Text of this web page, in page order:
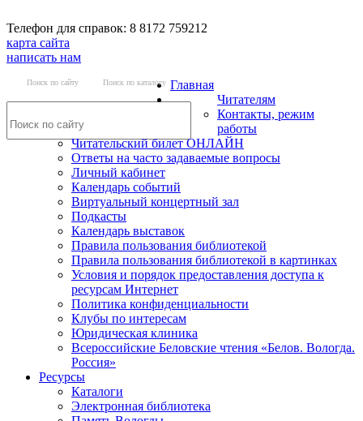
Телефон для справок: 8 8172 759212
карта сайта
написать нам
Поиск по сайту Поиск по каталогу Главная
Читателям
Контакты, режим
работы
Читательский билет ОНЛАЙН
Ответы на часто задаваемые вопросы
Личный кабинет
Календарь событий
Виртуальный концертный зал
Подкасты
Календарь выставок
Правила пользования библиотекой
Правила пользования библиотекой в картинках
Условия и порядок предоставления доступа к
ресурсам Интернет
Политика конфиденциальности
Клубы по интересам
Юридическая клиника
Всероссийские Беловские чтения «Белов. Вологда.
Россия»
Ресурсы
Каталоги
Электронная библиотека